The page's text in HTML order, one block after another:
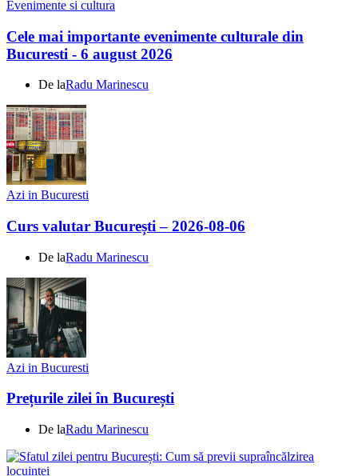
Evenimente si cultura
Cele mai importante evenimente culturale din
Bucuresti - 6 august 2026
De laRadu Marinescu
Azi in Bucuresti
Curs valutar București – 2026-08-06
De laRadu Marinescu
Azi in Bucuresti
Prețurile zilei în București
De laRadu Marinescu